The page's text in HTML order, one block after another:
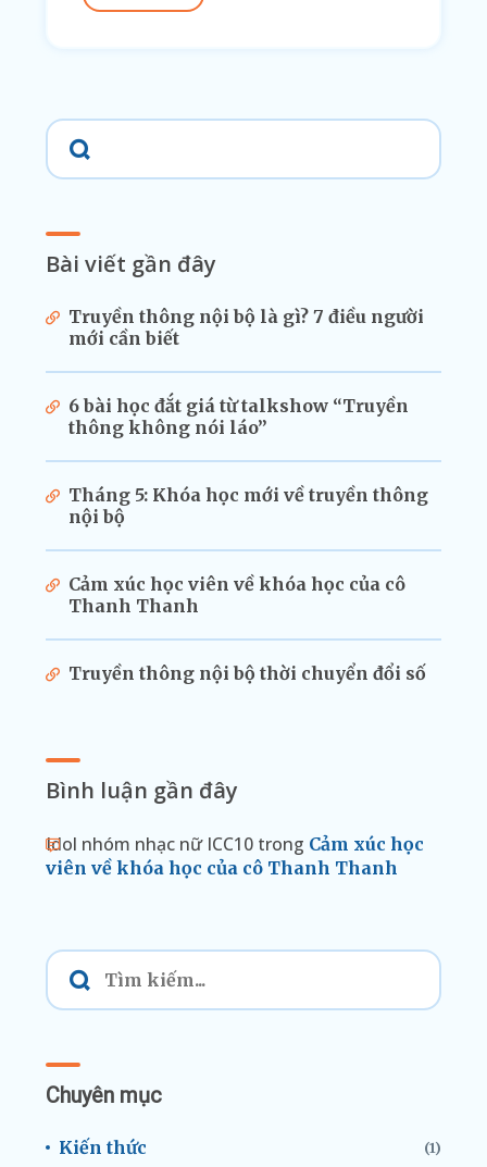
Bài viết gần đây
Truyền thông nội bộ là gì? 7 điều người
mới cần biết
6 bài học đắt giá từ talkshow “Truyền
thông không nói láo”
Tháng 5: Khóa học mới về truyền thông
nội bộ
Cảm xúc học viên về khóa học của cô
Thanh Thanh
Truyền thông nội bộ thời chuyển đổi số
Bình luận gần đây
Idol nhóm nhạc nữ ICC10 trong Cảm xúc học
viên về khóa học của cô Thanh Thanh
Chuyên mục
Kiến thức (1)